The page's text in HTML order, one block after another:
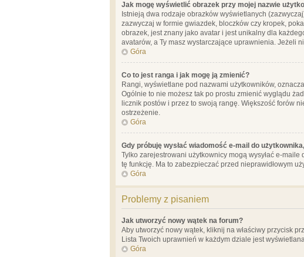
Jak mogę wyświetlić obrazek przy mojej nazwie
Istnieją dwa rodzaje obrazków wyświetlanych
zazwyczaj w formie gwiazdek, bloczków czy kropek,
obrazek, jest znany jako avatar i jest unikalny dla
avatarów, a Ty masz wystarczające uprawnienia. Jeżeli
Góra
Co to jest ranga i jak mogę ją zmienić?
Rangi, wyświetlane pod nazwami użytkowników,
Ogólnie to nie możesz tak po prostu zmienić wyglądu
licznik postów i przez to swoją rangę. Większość forów
ostrzeżenie.
Góra
Gdy próbuję wysłać wiadomość e-mail do
Tylko zarejestrowani użytkownicy mogą wysyłać e-
tę funkcję. Ma to zabezpieczać przed nieprawidłowym
Góra
Problemy z pisaniem
Jak utworzyć nowy wątek na forum?
Aby utworzyć nowy wątek, kliknij na właściwy przycisk
Lista Twoich uprawnień w każdym dziale jest
Góra